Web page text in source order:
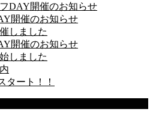
DAY開催のお知らせ
開催のお知らせ
しました
開催のお知らせ
しました
タート！！